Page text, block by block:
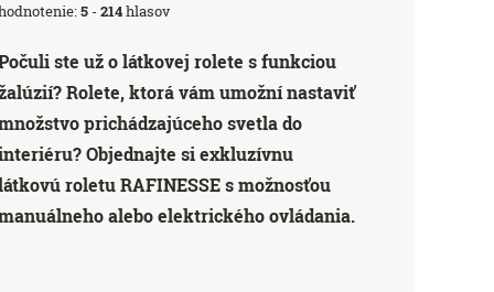
5- 214hlasov
ste už o látkovej rolete s funkciou
Rolete, ktorá vám umožní nastaviť
prichádzajúceho svetla do
Objednajte si exkluzívnu
roletu RAFINESSE s možnosťou
alebo elektrického ovládania.